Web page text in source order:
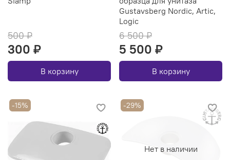
500 ₽
300 ₽
В корзину
Gustavsberg Nordic, Artic,
Logic
6 500 ₽
5 500 ₽
В корзину
-15%
Нет в наличии
-29%